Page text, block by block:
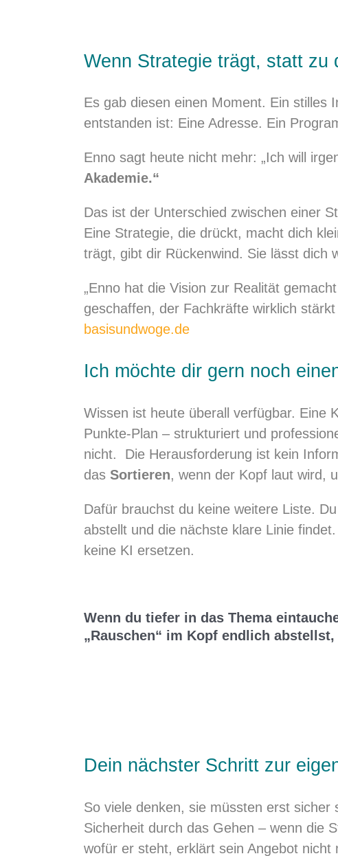
Wenn Strategie trägt, statt zu
Es gab diesen einen Moment. Ein stilles
entstanden ist: Eine Adresse. Ein
Enno sagt heute nicht mehr: „Ich will
Akademie.“
Das ist der Unterschied zwischen einer
Eine Strategie, die drückt, macht dich
trägt, gibt dir Rückenwind. Sie lässt dich
„Enno hat die Vision zur Realität
geschaffen, der Fachkräfte wirklich
basisundwoge.de
Ich möchte dir gern noch
Wissen ist heute überall verfügbar. Eine
Punkte-Plan – strukturiert und
nicht. Die Herausforderung ist kein
das Sortieren, wenn der Kopf laut wird,
Dafür brauchst du keine weitere Liste.
abstellt und die nächste klare Linie
keine KI ersetzen.
Wenn du tiefer in das Thema
„Rauschen“ im Kopf endlich
Dein nächster Schritt zur
So viele denken, sie müssten erst
Sicherheit durch das Gehen – wenn die
wofür er steht, erklärt sein Angebot nicht